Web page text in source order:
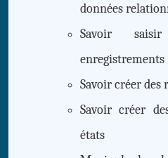
données
Savoir
enregistrements
Savoir créer des
Savoir créer
états